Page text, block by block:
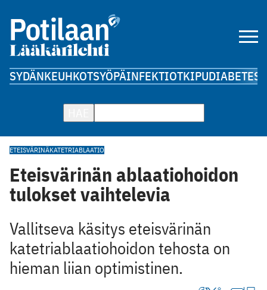
SYDÄNKEUHKOTSYÖPÄINFEKTIOTKIPUDIABETES
ETEISVÄRINÄKATETRIABLAATIO
Eteisvärinän ablaatiohoidon
tulokset vaihtelevia
Vallitseva käsitys eteisvärinän
katetriablaatiohoidon tehosta on
hieman liian optimistinen.